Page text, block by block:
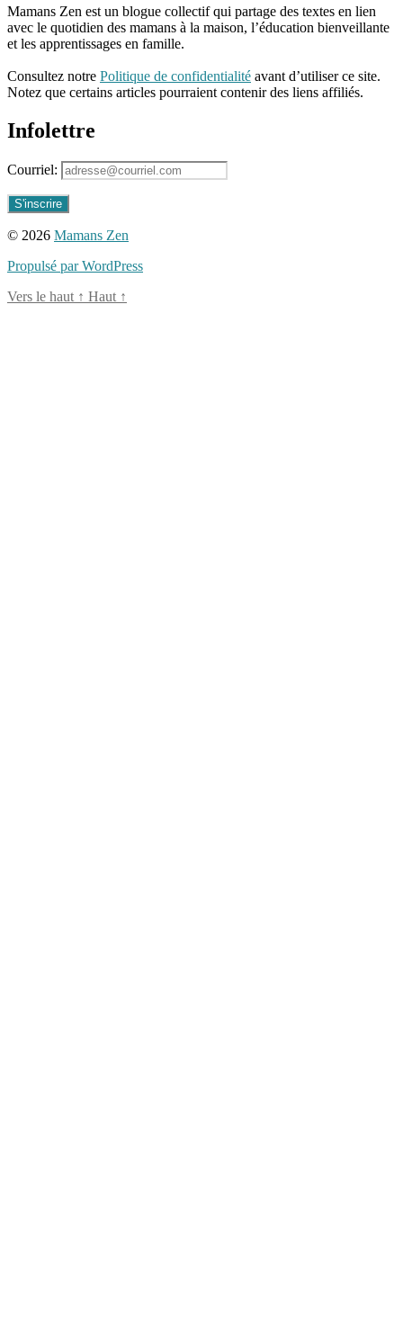
développement
du
langage,
intellectuel
de
développement
moteur,
social
l'enfant
fine,
globale
Mamans Zen est un blogue collectif qui partage des textes en lien
avec le quotidien des mamans à la maison, l’éducation bienveillante
et les apprentissages en famille.
Consultez notre Politique de confidentialité avant d’utiliser ce site.
Notez que certains articles pourraient contenir des liens affiliés.
Infolettre
Courriel:
© 2026 Mamans Zen
Propulsé par WordPress
Vers le haut ↑ Haut ↑